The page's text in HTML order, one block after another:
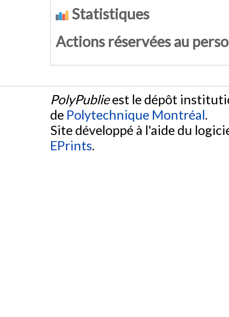
Statistiques
Actions réservées au
PolyPublieest le dépôt
de Polytechnique Montréal.
Site développé à l'aide du
EPrints.